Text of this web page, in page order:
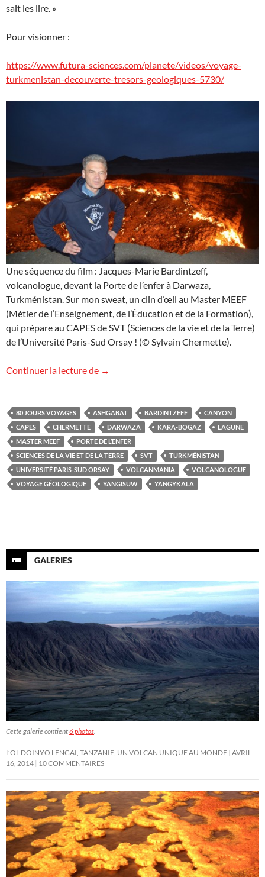
sait les lire. »
Pour visionner :
https://www.futura-sciences.com/planete/videos/voyage-
turkmenistan-decouverte-tresors-geologiques-5730/
Une séquence du film : Jacques-Marie Bardintzeff,
volcanologue, devant la Porte de l’enfer à Darwaza,
Turkménistan. Sur mon sweat, un clin d’œil au Master MEEF
(Métier de l’Enseignement, de l’Éducation et de la Formation),
qui prépare au CAPES de SVT (Sciences de la vie et de la Terre)
de l’Université Paris-Sud Orsay ! (© Sylvain Chermette).
Continuer la lecture de Turkménistan : le film !
→
80 JOURS VOYAGES ASHGABAT BARDINTZEFF
CANYON
CAPES
CHERMETTE DARWAZA KARA-BOGAZ
LAGUNE
MASTER MEEF
PORTE DE L’ENFER
SCIENCES DE LA VIE ET DE LA TERRE
SVT
TURKMÉNISTAN
UNIVERSITÉ PARIS-SUD ORSAY
VOLCANMANIA
VOLCANOLOGUE
VOYAGE GÉOLOGIQUE
YANGISUW YANGYKALA
GALERIES
Cette galerie contient6 photos
L’OL DOINYO LENGAI, TANZANIE, UN VOLCAN UNIQUE AU MONDE AVRIL
16, 2014 10 COMMENTAIRES